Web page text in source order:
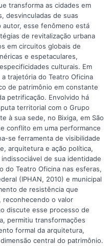
transforma as cidades em
desvinculadas de suas
autor, esse fenômeno está
de revitalização urbana
em circuitos globais de
e espetaculares,
culturais. Em
trajetória do Teatro Oficina
de patrimônio em constante
petrificação. Envolvido há
territorial com o Grupo
à sua sede, no Bixiga, em São
conflito em uma performance
se ferramenta de visibilidade
arquitetura e ação política,
de sua identidade
do Teatro Oficina nas esferas,
(IPHAN, 2010) e municipal
de resistência que
reconhecendo o valor
discute esse processo de
permitiu transformações
formal da arquitetura,
central do patrimônio.